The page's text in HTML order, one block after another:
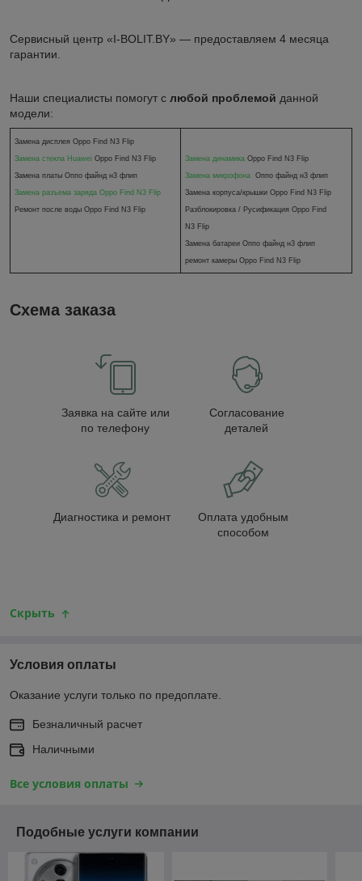
Сервисный центр «I-BOLIT.BY» — предоставляем 4 месяца
гарантии.
Наши специалисты помогут с любой проблемой данной
модели:
Замена дисплея Oppo Find N3 Flip
Замена стекла Huawei Oppo Find N3 Flip
Замена платы Оппо файнд н3 флип
Замена разъема заряда Oppo Find N3 Flip
Ремонт после воды Oppo Find N3 Flip
Замена динамика Oppo Find N3 Flip
Замена микрофона Оппо файнд н3 флип
Замена корпуса/крышки Oppo Find N3 Flip
Разблокировка / Русификация Oppo Find
N3 Flip
Замена батареи Оппо файнд н3 флип
ремонт камеры Oppo Find N3 Flip
Схема заказа
Заявка на сайте или
по телефону
Согласование
деталей
Диагностика и ремонт
Оплата удобным
способом
Скрыть
Условия оплаты
Оказание услуги только по предоплате.
Безналичный расчет
Наличными
Все условия оплаты
Подобные услуги компании